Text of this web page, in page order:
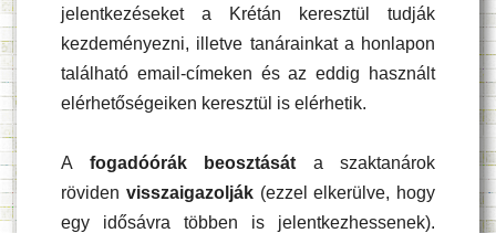
jelentkezéseket a Krétán keresztül tudják
kezdeményezni, illetve tanárainkat a honlapon
található email-címeken és az eddig használt
elérhetőségeiken keresztül is elérhetik.
A fogadóórák beosztását a szaktanárok
röviden visszaigazolják (ezzel elkerülve, hogy
egy idősávra többen is jelentkezhessenek).